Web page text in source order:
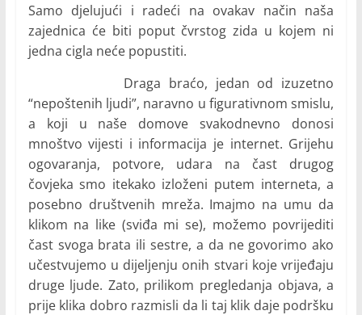
Samo djelujući i radeći na ovakav način naša
zajednica će biti poput čvrstog zida u kojem ni
jedna cigla neće popustiti.
Draga braćo, jedan od izuzetno
“nepoštenih ljudi”, naravno u figurativnom smislu,
a koji u naše domove svakodnevno donosi
mnoštvo vijesti i informacija je internet. Grijehu
ogovaranja, potvore, udara na čast drugog
čovjeka smo itekako izloženi putem interneta, a
posebno društvenih mreža. Imajmo na umu da
klikom na like (sviđa mi se), možemo povrijediti
čast svoga brata ili sestre, a da ne govorimo ako
učestvujemo u dijeljenju onih stvari koje vrijeđaju
druge ljude. Zato, prilikom pregledanja objava, a
prije klika dobro razmisli da li taj klik daje podršku